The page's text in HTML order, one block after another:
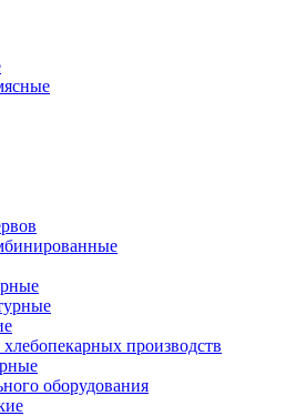
производств
оборудования